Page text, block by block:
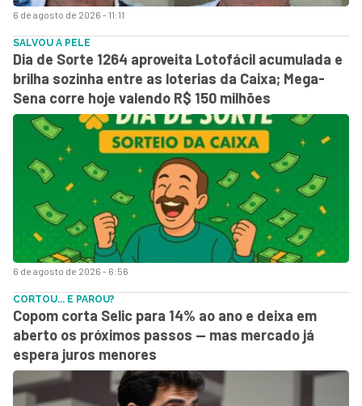
6 de agosto de 2026 - 11:11
6 de agosto de 2026 - 6:56
SALVOU A PELE
Dia de Sorte 1264 aproveita Lotofácil acumulada e
brilha sozinha entre as loterias da Caixa; Mega-
Sena corre hoje valendo R$ 150 milhões
CORTOU... E PAROU?
Copom corta Selic para 14% ao ano e deixa em
aberto os próximos passos — mas mercado já
espera juros menores